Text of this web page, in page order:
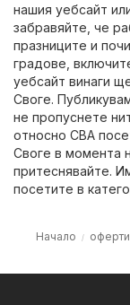
нашия уебсайт
забравяйте, че
празниците и
градове,
уебсайт винаги
Своге.
не пропуснете
относно CBA
Своге в момента
притеснявайте.
посетите в
Начало